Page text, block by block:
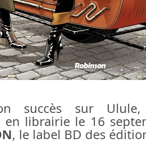
succès sur
en librairie le 16
, le label BD des